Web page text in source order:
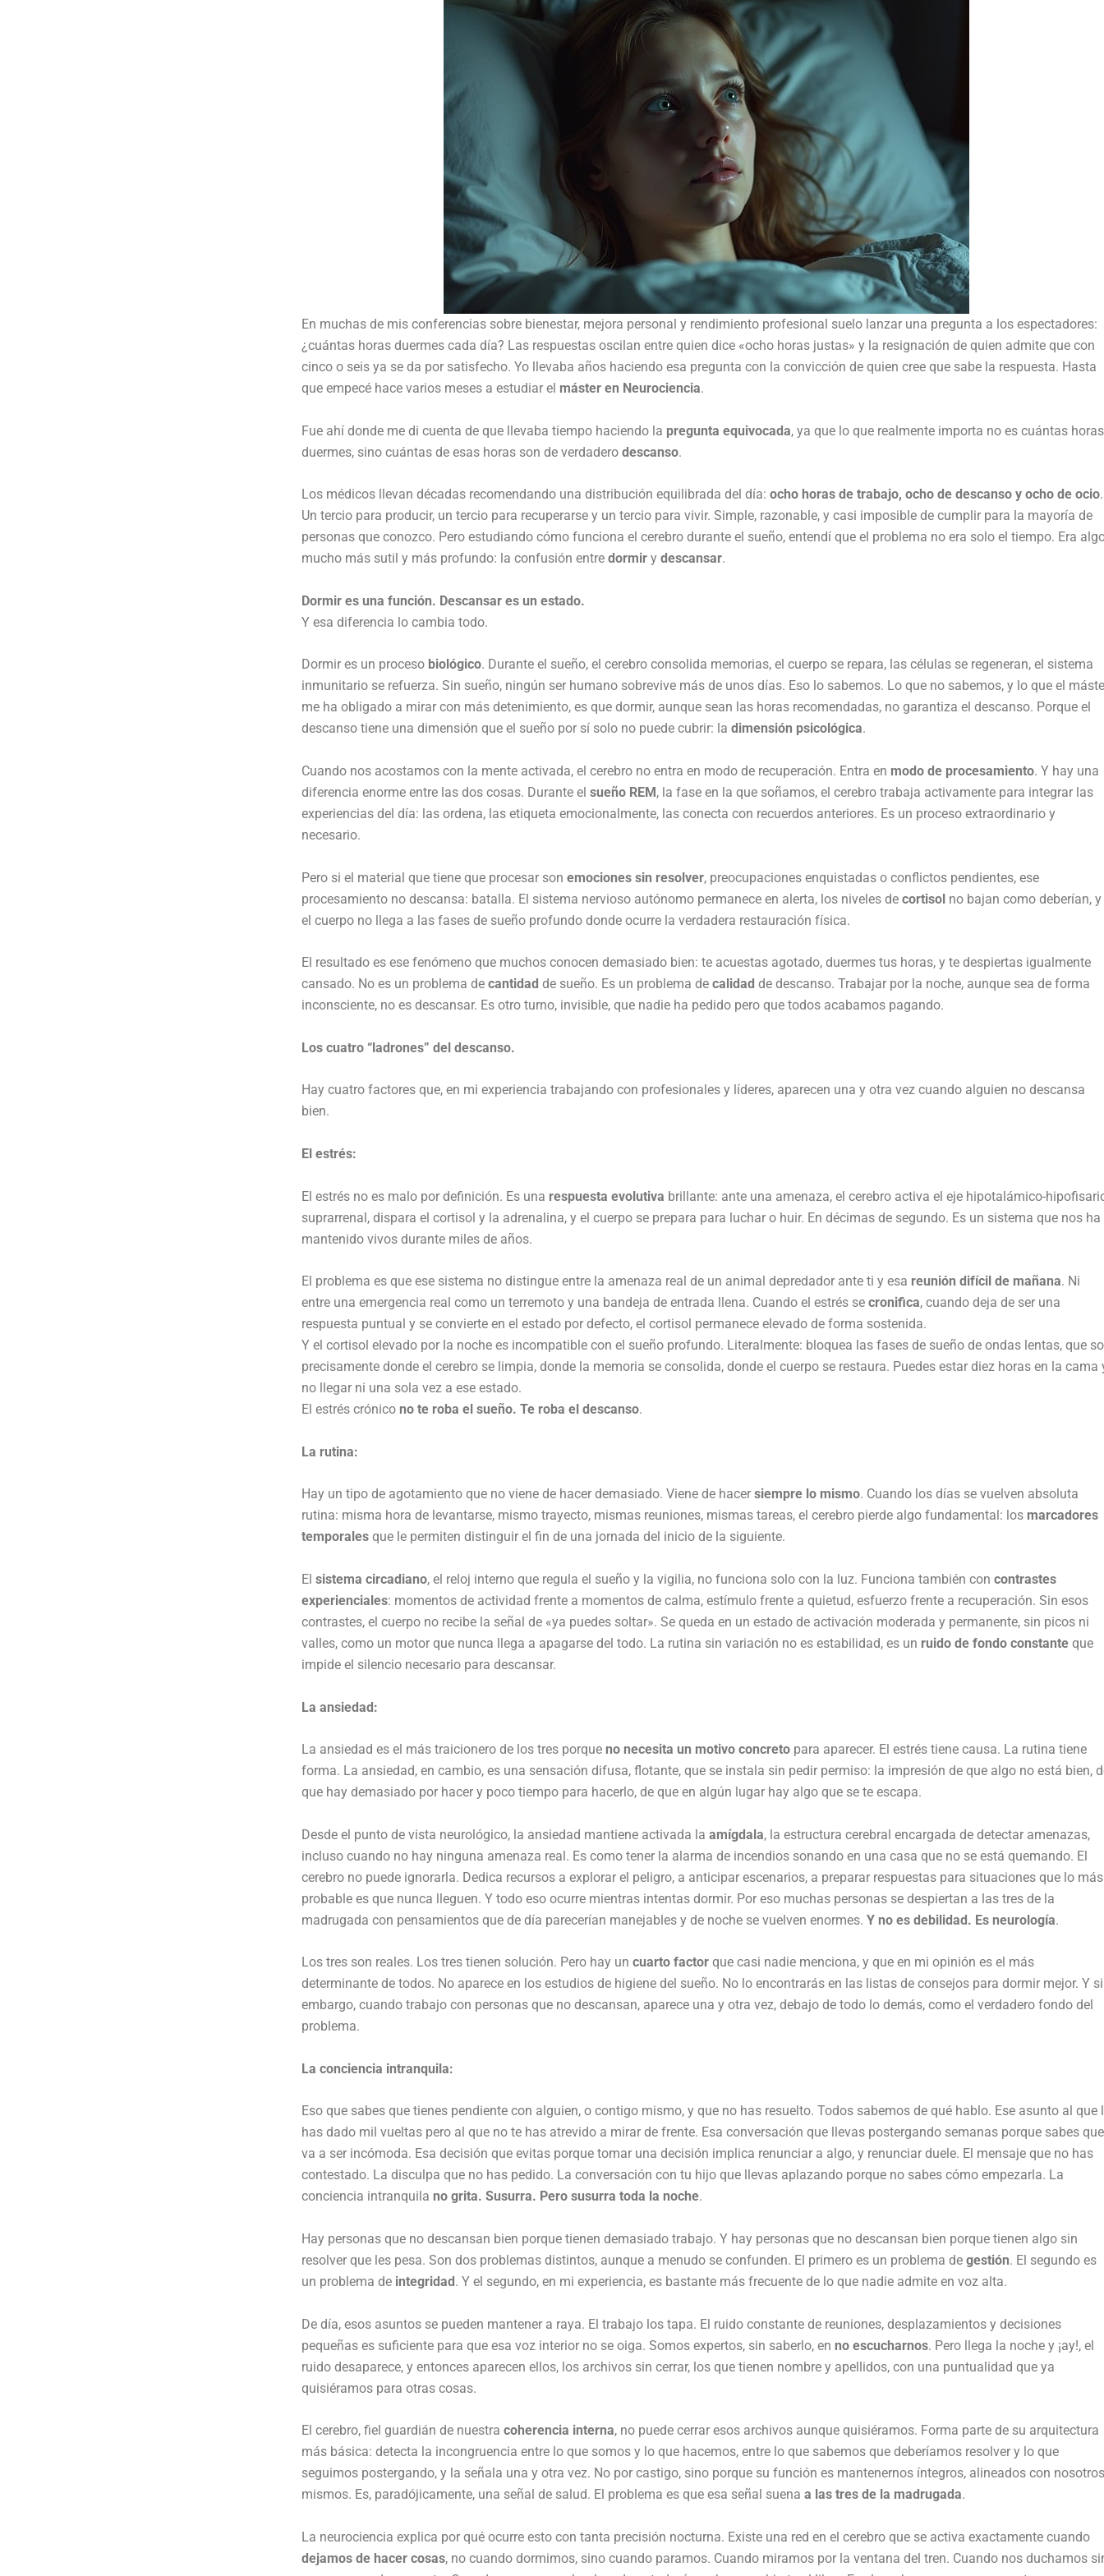
En muchas de mis conferencias sobre bienestar, mejora personal y rendimiento profesional suelo lanzar una pregunta a los espectadores:
¿cuántas horas duermes cada día? Las respuestas oscilan entre quien dice «ocho horas justas» y la resignación de quien admite que con
cinco o seis ya se da por satisfecho. Yo llevaba años haciendo esa pregunta con la convicción de quien cree que sabe la respuesta. Hasta
que empecé hace varios meses a estudiar el máster en Neurociencia.
Fue ahí donde me di cuenta de que llevaba tiempo haciendo la pregunta equivocada, ya que lo que realmente importa no es cuántas horas
duermes, sino cuántas de esas horas son de verdadero descanso.
Los médicos llevan décadas recomendando una distribución equilibrada del día: ocho horas de trabajo, ocho de descanso y ocho de ocio.
Un tercio para producir, un tercio para recuperarse y un tercio para vivir. Simple, razonable, y casi imposible de cumplir para la mayoría de
personas que conozco. Pero estudiando cómo funciona el cerebro durante el sueño, entendí que el problema no era solo el tiempo. Era
mucho más sutil y más profundo: la confusión entre dormir y descansar.
Dormir es una función. Descansar es un estado.
Y esa diferencia lo cambia todo.
Dormir es un proceso biológico. Durante el sueño, el cerebro consolida memorias, el cuerpo se repara, las células se regeneran, el sistema
inmunitario se refuerza. Sin sueño, ningún ser humano sobrevive más de unos días. Eso lo sabemos. Lo que no sabemos, y lo que el
me ha obligado a mirar con más detenimiento, es que dormir, aunque sean las horas recomendadas, no garantiza el descanso. Porque el
descanso tiene una dimensión que el sueño por sí solo no puede cubrir: la dimensión psicológica.
Cuando nos acostamos con la mente activada, el cerebro no entra en modo de recuperación. Entra en modo de procesamiento. Y hay una
diferencia enorme entre las dos cosas. Durante el sueño REM, la fase en la que soñamos, el cerebro trabaja activamente para integrar las
experiencias del día: las ordena, las etiqueta emocionalmente, las conecta con recuerdos anteriores. Es un proceso extraordinario y
necesario.
Pero si el material que tiene que procesar son emociones sin resolver, preocupaciones enquistadas o conflictos pendientes, ese
procesamiento no descansa: batalla. El sistema nervioso autónomo permanece en alerta, los niveles de cortisol no bajan como deberían, y
el cuerpo no llega a las fases de sueño profundo donde ocurre la verdadera restauración física.
El resultado es ese fenómeno que muchos conocen demasiado bien: te acuestas agotado, duermes tus horas, y te despiertas igualmente
cansado. No es un problema de cantidad de sueño. Es un problema de calidad de descanso. Trabajar por la noche, aunque sea de forma
inconsciente, no es descansar. Es otro turno, invisible, que nadie ha pedido pero que todos acabamos pagando.
Los cuatro “ladrones” del descanso.
Hay cuatro factores que, en mi experiencia trabajando con profesionales y líderes, aparecen una y otra vez cuando alguien no descansa
bien.
El estrés:
El estrés no es malo por definición. Es una respuesta evolutiva brillante: ante una amenaza, el cerebro activa el eje hipotalámico-
suprarrenal, dispara el cortisol y la adrenalina, y el cuerpo se prepara para luchar o huir. En décimas de segundo. Es un sistema que nos ha
mantenido vivos durante miles de años.
El problema es que ese sistema no distingue entre la amenaza real de un animal depredador ante ti y esa reunión difícil de mañana. Ni
entre una emergencia real como un terremoto y una bandeja de entrada llena. Cuando el estrés se cronifica, cuando deja de ser una
respuesta puntual y se convierte en el estado por defecto, el cortisol permanece elevado de forma sostenida.
Y el cortisol elevado por la noche es incompatible con el sueño profundo. Literalmente: bloquea las fases de sueño de ondas lentas, que
precisamente donde el cerebro se limpia, donde la memoria se consolida, donde el cuerpo se restaura. Puedes estar diez horas en la cama
no llegar ni una sola vez a ese estado.
El estrés crónico no te roba el sueño. Te roba el descanso.
La rutina:
Hay un tipo de agotamiento que no viene de hacer demasiado. Viene de hacer siempre lo mismo. Cuando los días se vuelven absoluta
rutina: misma hora de levantarse, mismo trayecto, mismas reuniones, mismas tareas, el cerebro pierde algo fundamental: los marcadores
temporales que le permiten distinguir el fin de una jornada del inicio de la siguiente.
El sistema circadiano, el reloj interno que regula el sueño y la vigilia, no funciona solo con la luz. Funciona también con contrastes
experienciales: momentos de actividad frente a momentos de calma, estímulo frente a quietud, esfuerzo frente a recuperación. Sin esos
contrastes, el cuerpo no recibe la señal de «ya puedes soltar». Se queda en un estado de activación moderada y permanente, sin picos ni
valles, como un motor que nunca llega a apagarse del todo. La rutina sin variación no es estabilidad, es un ruido de fondo constante que
impide el silencio necesario para descansar.
La ansiedad:
La ansiedad es el más traicionero de los tres porque no necesita un motivo concreto para aparecer. El estrés tiene causa. La rutina tiene
forma. La ansiedad, en cambio, es una sensación difusa, flotante, que se instala sin pedir permiso: la impresión de que algo no está bien,
que hay demasiado por hacer y poco tiempo para hacerlo, de que en algún lugar hay algo que se te escapa.
Desde el punto de vista neurológico, la ansiedad mantiene activada la amígdala, la estructura cerebral encargada de detectar amenazas,
incluso cuando no hay ninguna amenaza real. Es como tener la alarma de incendios sonando en una casa que no se está quemando. El
cerebro no puede ignorarla. Dedica recursos a explorar el peligro, a anticipar escenarios, a preparar respuestas para situaciones que lo más
probable es que nunca lleguen. Y todo eso ocurre mientras intentas dormir. Por eso muchas personas se despiertan a las tres de la
madrugada con pensamientos que de día parecerían manejables y de noche se vuelven enormes. Y no es debilidad. Es neurología.
Los tres son reales. Los tres tienen solución. Pero hay un cuarto factor que casi nadie menciona, y que en mi opinión es el más
determinante de todos. No aparece en los estudios de higiene del sueño. No lo encontrarás en las listas de consejos para dormir mejor. Y
embargo, cuando trabajo con personas que no descansan, aparece una y otra vez, debajo de todo lo demás, como el verdadero fondo del
problema.
La conciencia intranquila:
Eso que sabes que tienes pendiente con alguien, o contigo mismo, y que no has resuelto. Todos sabemos de qué hablo. Ese asunto al que
has dado mil vueltas pero al que no te has atrevido a mirar de frente. Esa conversación que llevas postergando semanas porque sabes que
va a ser incómoda. Esa decisión que evitas porque tomar una decisión implica renunciar a algo, y renunciar duele. El mensaje que no has
contestado. La disculpa que no has pedido. La conversación con tu hijo que llevas aplazando porque no sabes cómo empezarla. La
conciencia intranquila no grita. Susurra. Pero susurra toda la noche.
Hay personas que no descansan bien porque tienen demasiado trabajo. Y hay personas que no descansan bien porque tienen algo sin
resolver que les pesa. Son dos problemas distintos, aunque a menudo se confunden. El primero es un problema de gestión. El segundo es
un problema de integridad. Y el segundo, en mi experiencia, es bastante más frecuente de lo que nadie admite en voz alta.
De día, esos asuntos se pueden mantener a raya. El trabajo los tapa. El ruido constante de reuniones, desplazamientos y decisiones
pequeñas es suficiente para que esa voz interior no se oiga. Somos expertos, sin saberlo, en no escucharnos. Pero llega la noche y ¡ay!, el
ruido desaparece, y entonces aparecen ellos, los archivos sin cerrar, los que tienen nombre y apellidos, con una puntualidad que ya
quisiéramos para otras cosas.
El cerebro, fiel guardián de nuestra coherencia interna, no puede cerrar esos archivos aunque quisiéramos. Forma parte de su arquitectura
más básica: detecta la incongruencia entre lo que somos y lo que hacemos, entre lo que sabemos que deberíamos resolver y lo que
seguimos postergando, y la señala una y otra vez. No por castigo, sino porque su función es mantenernos íntegros, alineados con nosotros
mismos. Es, paradójicamente, una señal de salud. El problema es que esa señal suena a las tres de la madrugada.
La neurociencia explica por qué ocurre esto con tanta precisión nocturna. Existe una red en el cerebro que se activa exactamente cuando
dejamos de hacer cosas, no cuando dormimos, sino cuando paramos. Cuando miramos por la ventana del tren. Cuando nos duchamos